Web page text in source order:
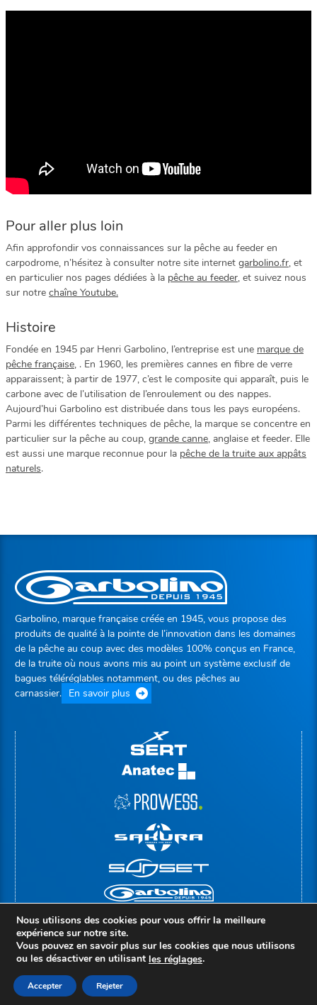
Pour aller plus loin
Afin approfondir vos connaissances sur la pêche au feeder en
carpodrome, n’hésitez à consulter notre site internet garbolino.fr, et
en particulier nos pages dédiées à la pêche au feeder, et suivez nous
sur notre chaîne Youtube.
Histoire
Fondée en 1945 par Henri Garbolino, l’entreprise est une marque de
pêche française, . En 1960, les premières cannes en fibre de verre
apparaissent; à partir de 1977, c’est le composite qui apparaît, puis le
carbone avec de l’utilisation de l’enroulement ou des nappes.
Aujourd’hui Garbolino est distribuée dans tous les pays européens.
Parmi les différentes techniques de pêche, la marque se concentre en
particulier sur la pêche au coup, grande canne, anglaise et feeder. Elle
est aussi une marque reconnue pour la pêche de la truite aux appâts
naturels.
Garbolino, marque française créée en 1945, vous propose des
produits de qualité à la pointe de l’innovation dans les domaines
de la pêche au coup avec des modèles 100% conçus en France,
de la truite où nous avons mis au point un système exclusif de
bagues téléréglables notamment, ou des pêches au
carnassier. En savoir plus
© Copyright 2026 |
Groupe Rivolier
Mentions légales
Accès administrateur
Nous utilisons des cookies pour vous offrir la meilleure
expérience sur notre site.
Vous pouvez en savoir plus sur les cookies que nous utilisons
ou les désactiver en utilisant les réglages.
Accepter Rejeter